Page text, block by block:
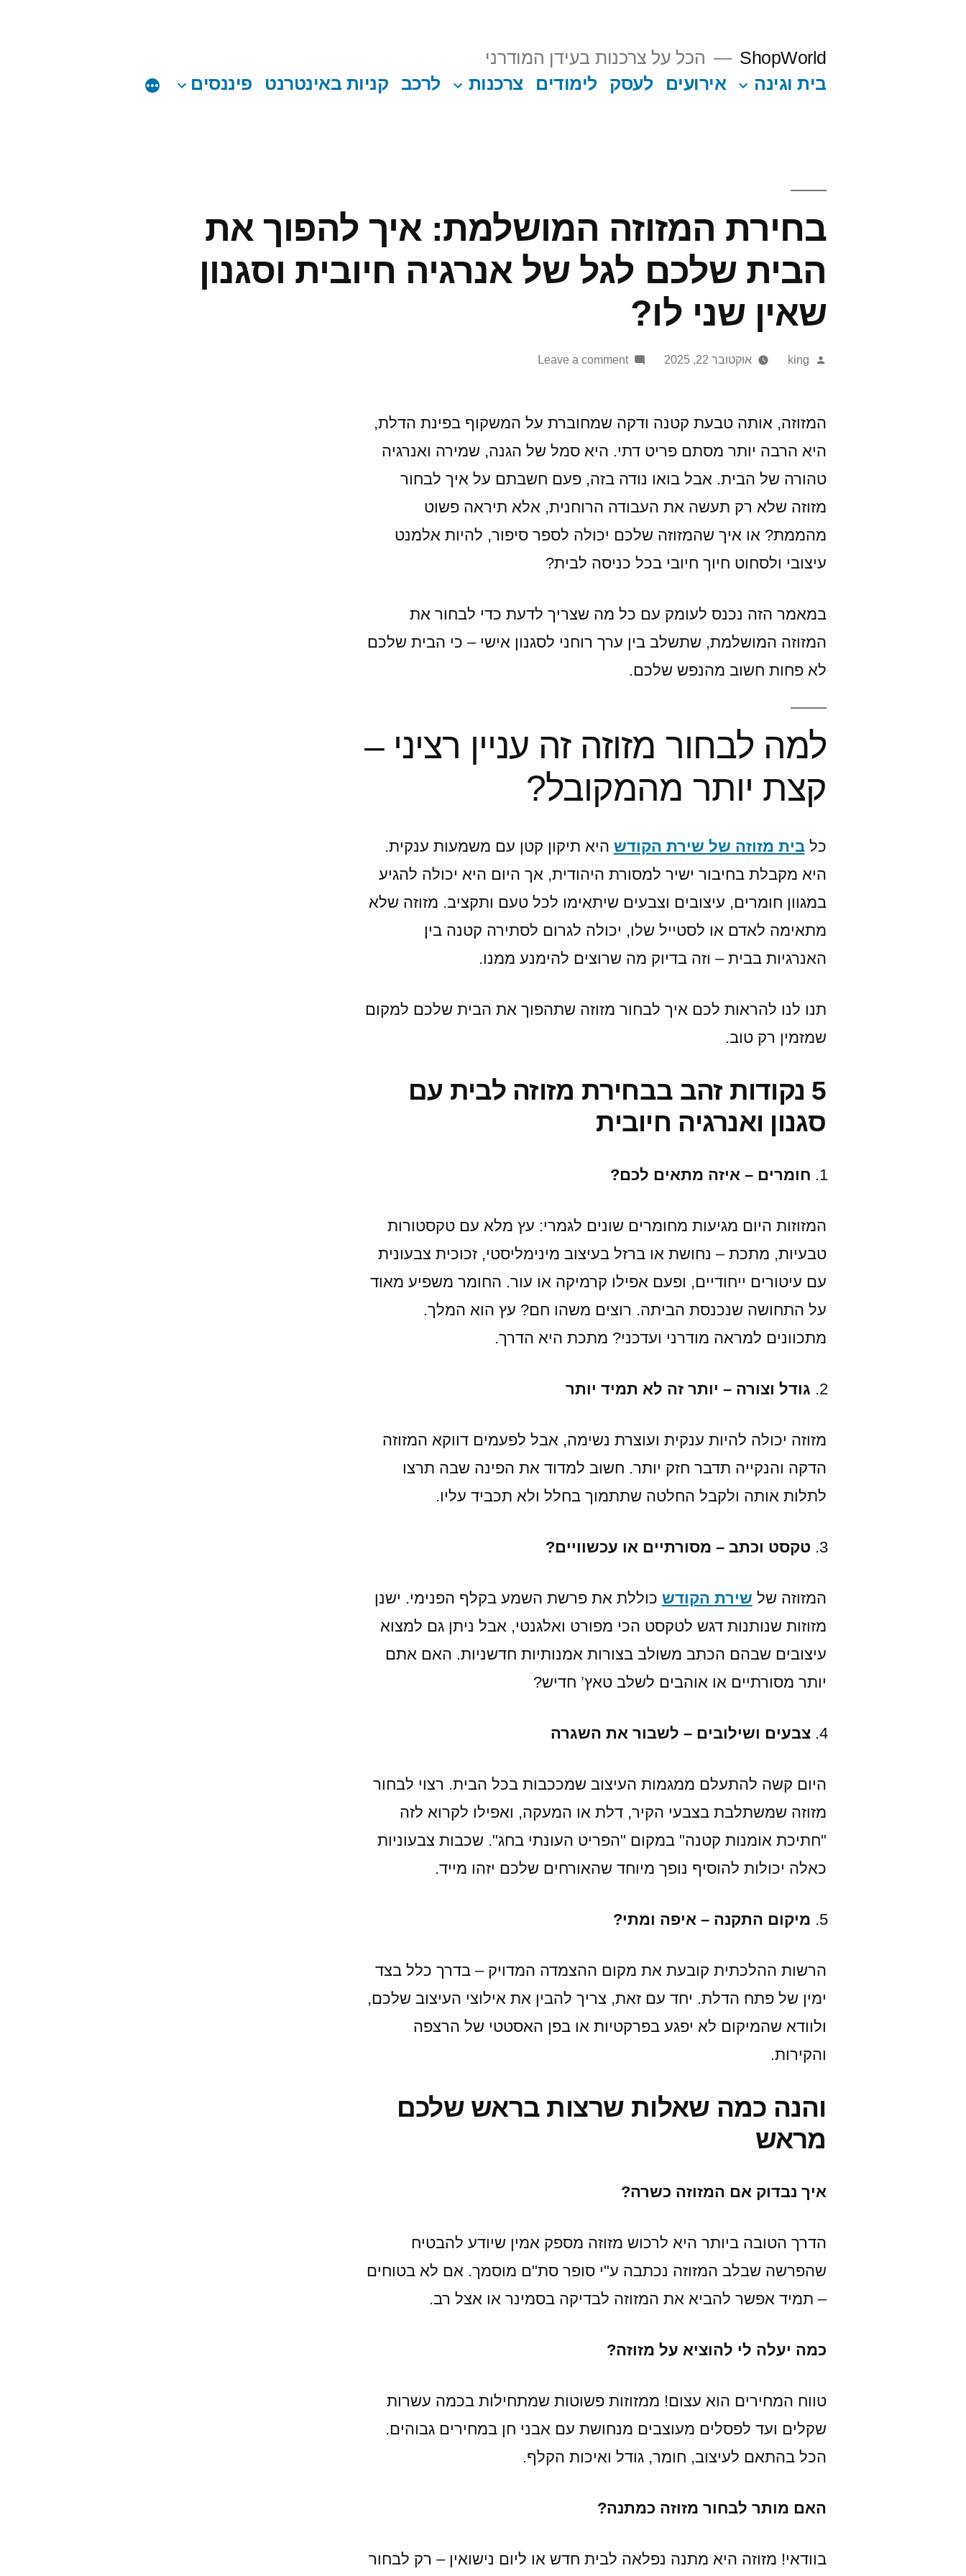
ShopWorld
הכל על צרכנות בעידן המודרני
בית וגינה
אירועים לעסק לימודים צרכנות לרכב קניות באינטרנט פיננסים
בחירת המזוזה המושלמת: איך להפוך את
הבית שלכם לגל של אנרגיה חיובית וסגנון
שאין שני לו?
Posted
king אוקטובר 22, 2025 Leave a comment
on
המושלמת:
להפוך
את
הבית
לגל
וסגנון
שאין
המזוזה, אותה טבעת קטנה ודקה שמחוברת על המשקוף בפינת הדלת,
היא הרבה יותר מסתם פריט דתי. היא סמל של הגנה, שמירה ואנרגיה
טהורה של הבית. אבל בואו נודה בזה, פעם חשבתם על איך לבחור
מזוזה שלא רק תעשה את העבודה הרוחנית, אלא תיראה פשוט
מהממת? או איך שהמזוזה שלכם יכולה לספר סיפור, להיות אלמנט
עיצובי ולסחוט חיוך חיובי בכל כניסה לבית?
במאמר הזה נכנס לעומק עם כל מה שצריך לדעת כדי לבחור את
המזוזה המושלמת, שתשלב בין ערך רוחני לסגנון אישי – כי הבית שלכם
לא פחות חשוב מהנפש שלכם.
למה לבחור מזוזה זה עניין רציני –
קצת יותר מהמקובל?
כלבית מזוזה של שירת הקודש היא תיקון קטן עם משמעות ענקית.
היא מקבלת בחיבור ישיר למסורת היהודית, אך היום היא יכולה להגיע
במגוון חומרים, עיצובים וצבעים שיתאימו לכל טעם ותקציב. מזוזה שלא
מתאימה לאדם או לסטייל שלו, יכולה לגרום לסתירה קטנה בין
האנרגיות בבית – וזה בדיוק מה שרוצים להימנע ממנו.
תנו לנו להראות לכם איך לבחור מזוזה שתהפוך את הבית שלכם למקום
שמזמין רק טוב.
5 נקודות זהב בבחירת מזוזה לבית עם
סגנון ואנרגיה חיובית
חומרים – איזה מתאים לכם?
המזוזות היום מגיעות מחומרים שונים לגמרי: עץ מלא עם טקסטורות
טבעיות, מתכת – נחושת או ברזל בעיצוב מינימליסטי, זכוכית צבעונית
עם עיטורים ייחודיים, ופעם אפילו קרמיקה או עור. החומר משפיע מאוד
על התחושה שנכנסת הביתה. רוצים משהו חם? עץ הוא המלך.
מתכוונים למראה מודרני ועדכני? מתכת היא הדרך.
גודל וצורה – יותר זה לא תמיד יותר
מזוזה יכולה להיות ענקית ועוצרת נשימה, אבל לפעמים דווקא המזוזה
הדקה והנקייה תדבר חזק יותר. חשוב למדוד את הפינה שבה תרצו
לתלות אותה ולקבל החלטה שתתמוך בחלל ולא תכביד עליו.
טקסט וכתב – מסורתיים או עכשוויים?
המזוזה של שירת הקודש כוללת את פרשת השמע בקלף הפנימי. ישנן
מזוזות שנותנות דגש לטקסט הכי מפורט ואלגנטי, אבל ניתן גם למצוא
עיצובים שבהם הכתב משולב בצורות אמנותיות חדשניות. האם אתם
יותר מסורתיים או אוהבים לשלב טאץ’ חדיש?
צבעים ושילובים – לשבור את השגרה
היום קשה להתעלם ממגמות העיצוב שמככבות בכל הבית. רצוי לבחור
מזוזה שמשתלבת בצבעי הקיר, דלת או המעקה, ואפילו לקרוא לזה
"חתיכת אומנות קטנה" במקום "הפריט העונתי בחג". שכבות צבעוניות
כאלה יכולות להוסיף נופך מיוחד שהאורחים שלכם יזהו מייד.
מיקום התקנה – איפה ומתי?
הרשות ההלכתית קובעת את מקום ההצמדה המדויק – בדרך כלל בצד
ימין של פתח הדלת. יחד עם זאת, צריך להבין את אילוצי העיצוב שלכם,
ולוודא שהמיקום לא יפגע בפרקטיות או בפן האסטטי של הרצפה
והקירות.
והנה כמה שאלות שרצות בראש שלכם
מראש
איך נבדוק אם המזוזה כשרה?
הדרך הטובה ביותר היא לרכוש מזוזה מספק אמין שיודע להבטיח
שהפרשה שבלב המזוזה נכתבה ע"י סופר סת"ם מוסמך. אם לא בטוחים
– תמיד אפשר להביא את המזוזה לבדיקה בסמינר או אצל רב.
כמה יעלה לי להוציא על מזוזה?
טווח המחירים הוא עצום! ממזוזות פשוטות שמתחילות בכמה עשרות
שקלים ועד לפסלים מעוצבים מנחושת עם אבני חן במחירים גבוהים.
הכל בהתאם לעיצוב, חומר, גודל ואיכות הקלף.
האם מותר לבחור מזוזה כמתנה?
בוודאי! מזוזה היא מתנה נפלאה לבית חדש או ליום נישואין – רק לבחור